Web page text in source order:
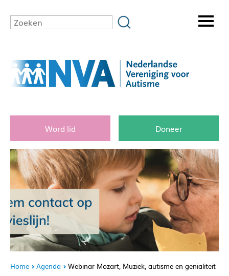
Word lid Doneer
Home Agenda
Webinar Mozart, Muziek, autisme en genialiteit